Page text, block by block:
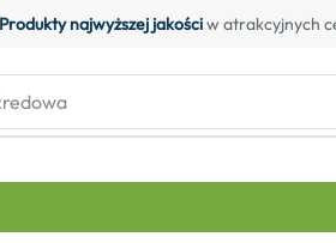
Produkty najwyższej jakościw atrakcyjnych